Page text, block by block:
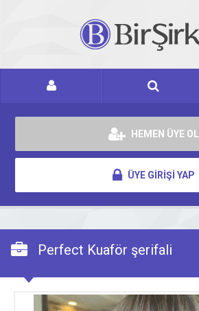
HEMEN ÜYE OL
ÜYE GİRİŞİ YAP
Perfect Kuaför şerifali